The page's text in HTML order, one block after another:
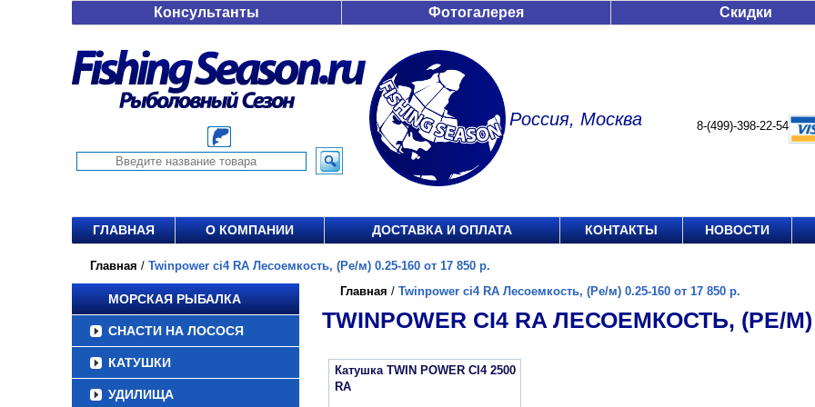
Консультанты Фотогалерея Скидки
Россия, Москва 8-(499)-398-22-54
ГЛАВНАЯ О КОМПАНИИ ДОСТАВКА И ОПЛАТА КОНТАКТЫ НОВОСТИ
Главная / Twinpower ci4 RA Лесоемкость, (Ре/м) 0.25-160 от 17 850 р.
МОРСКАЯ РЫБАЛКА
СНАСТИ НА ЛОСОСЯ
КАТУШКИ
УДИЛИЩА
Главная / Twinpower ci4 RA Лесоемкость, (Ре/м) 0.25-160 от 17 850 р.
TWINPOWER CI4 RA ЛЕСОЕМКОСТЬ, (РЕ/М)
Катушка TWIN POWER CI4 2500
RA